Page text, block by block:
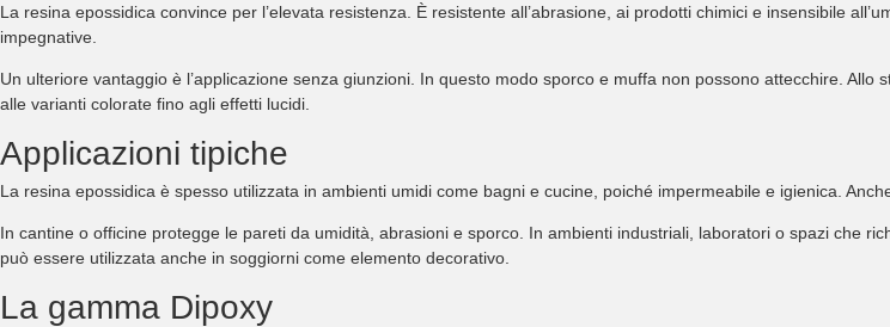
La resina epossidica convince per l’elevata resistenza. È resistente all’abrasione, ai prodotti chimici e insensibile
impegnative.
Un ulteriore vantaggio è l’applicazione senza giunzioni. In questo modo sporco e muffa non possono attecchire.
alle varianti colorate fino agli effetti lucidi.
Applicazioni tipiche
La resina epossidica è spesso utilizzata in ambienti umidi come bagni e cucine, poiché impermeabile e igienica.
In cantine o officine protegge le pareti da umidità, abrasioni e sporco. In ambienti industriali, laboratori o spazi che
può essere utilizzata anche in soggiorni come elemento decorativo.
La gamma Dipoxy